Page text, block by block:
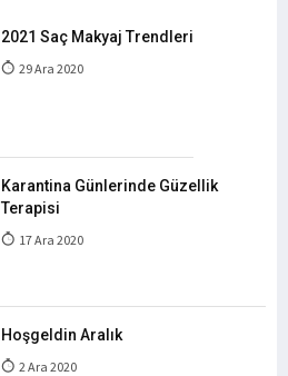
2021 Saç Makyaj Trendleri
29 Ara 2020
Karantina Günlerinde Güzellik
Terapisi
17 Ara 2020
Hoşgeldin Aralık
2 Ara 2020